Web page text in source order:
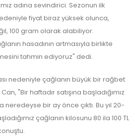
adına sevindirici. Sezonun ilk
fiyat biraz yüksek olunca,
100 gram olarak alabiliyor.
hasadının artmasıyla birlikte
tahmin ediyoruz" dedi.
nedeniyle çağlanın büyük bir rağbet
"Bir haftadır satışına başladığımız
bir ay önce çıktı. Bu yıl 20-
çağlanın kilosunu 80 ila 100 TL